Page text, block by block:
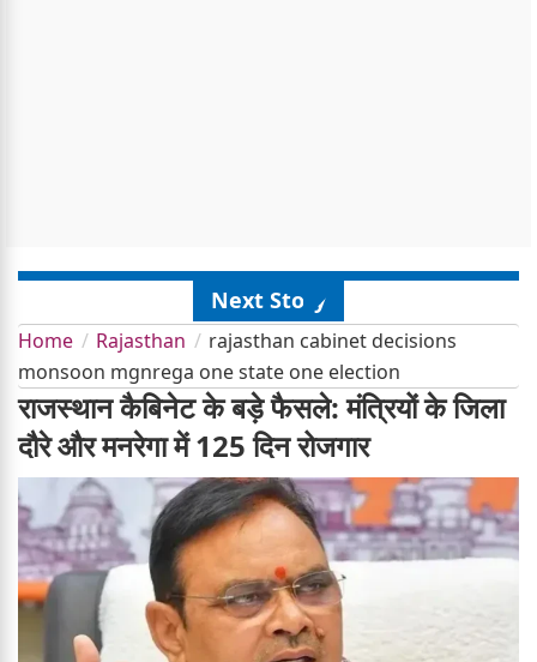
Next Story
Home Rajasthan
rajasthan cabinet decisions
monsoon mgnrega one state one election
राजस्थान कैबिनेट के बड़े फैसले: मंत्रियों के जिला
दौरे और मनरेगा में 125 दिन रोजगार